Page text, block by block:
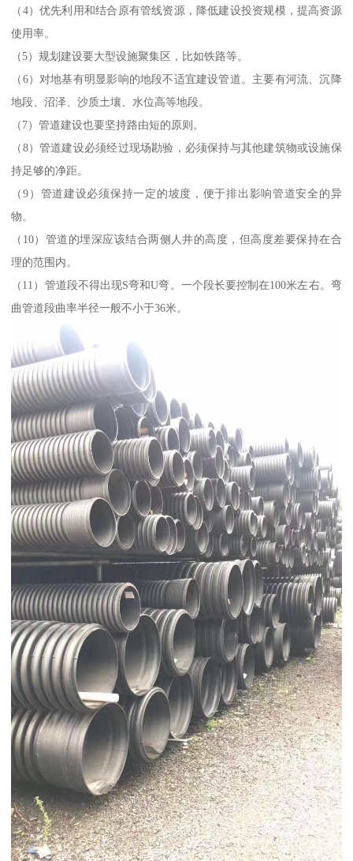
（4）优先利用和结合原有管线资源，降低建设投资规模，提高资源
使用率。
（5）规划建设要大型设施聚集区，比如铁路等。
（6）对地基有明显影响的地段不适宜建设管道。主要有河流、沉降
地段、沼泽、沙质土壤、水位高等地段。
（7）管道建设也要坚持路由短的原则。
（8）管道建设必须经过现场勘验，必须保持与其他建筑物或设施保
持足够的净距。
（9）管道建设必须保持一定的坡度，便于排出影响管道安全的异
物。
（10）管道的埋深应该结合两侧人井的高度，但高度差要保持在合
理的范围内。
（11）管道段不得出现S弯和U弯。一个段长要控制在100米左右。弯
曲管道段曲率半径一般不小于36米。